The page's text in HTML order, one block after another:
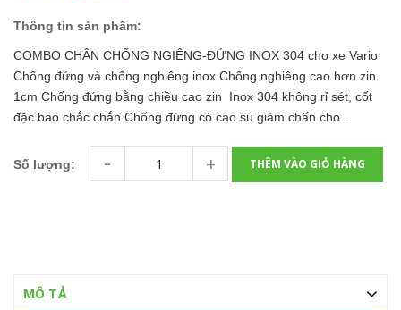
Thông tin sản phẩm:
COMBO CHÂN CHỐNG NGIÊNG-ĐỨNG INOX 304 cho xe Vario
Chống đứng và chống nghiêng inox Chống nghiêng cao hơn zin
1cm Chống đứng bằng chiều cao zin Inox 304 không rỉ sét, cốt
đặc bao chắc chắn Chống đứng có cao su giảm chấn cho...
Số lượng: - + THÊM VÀO GIỎ HÀNG
MÔ TẢ